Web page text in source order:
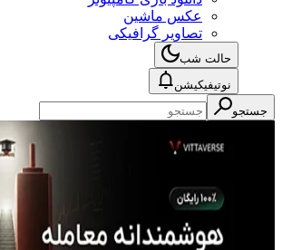
عکس ماشین
تصاویر گرافیکی
حالت شب
نوتیفیکیشن
جستجو